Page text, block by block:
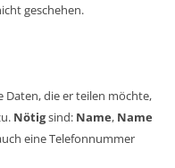
geschehen.
Daten, die er teilen möchte,
Nötigsind: Name, Name
eine Telefonnummer